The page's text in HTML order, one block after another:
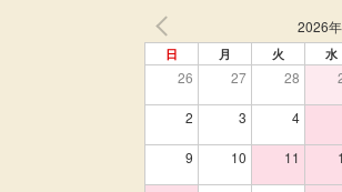
2026
日 月 火 水
26 27 28
2 3 4
9 10 11